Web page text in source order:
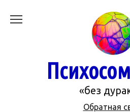
«без
Обратная